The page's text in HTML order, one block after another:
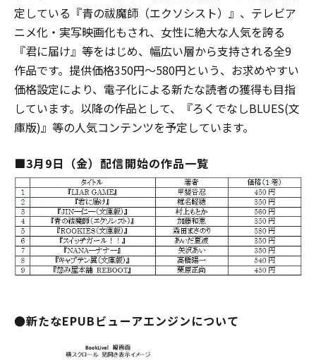
定している『青の祓魔師（エクソシスト）』、テレビア
ニメ化・実写映画化もされ、女性に絶大な人気を誇る
『君に届け』等をはじめ、幅広い層から支持される全9
作品です。提供価格350円～580円という、お求めやすい
価格設定により、電子化による新たな読者の獲得も目指
しています。以降の作品として、『ろくでなしBLUES(文
庫版)』等の人気コンテンツを予定しています。
■3月9日（金）配信開始の作品一覧
●新たなEPUBビューアエンジンについて